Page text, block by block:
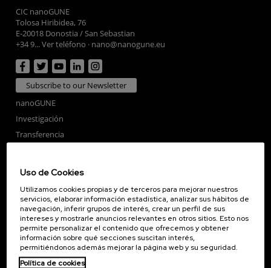
CIC nanoGUNE
Tolosa Hiribidea, 76
E-20018 Donostia / San Sebastian
+34 9... Ver teléfono · nano@nanogune.eu
Subscribe to our Newsletter
nanoGUNE
Investigación
Transferencia
Servicios externos
Publicaciones
Seminarios
Únete
Sala de prensa
Uso de Cookies
Utilizamos cookies propias y de terceros para mejorar nuestros
servicios, elaborar información estadística, analizar sus hábitos de
navegación, inferir grupos de interés, crear un perfil de sus
intereses y mostrarle anuncios relevantes en otros sitios. Esto nos
permite personalizar el contenido que ofrecemos y obtener
información sobre qué secciones suscitan interés,
permitiéndonos además mejorar la página web y su seguridad.
Política de cookies